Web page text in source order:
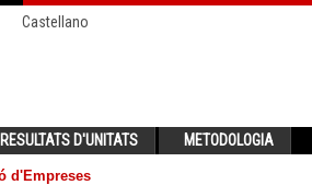
Castellano
RESULTATS D'UNITATS METODOLOGIA
d'Empreses